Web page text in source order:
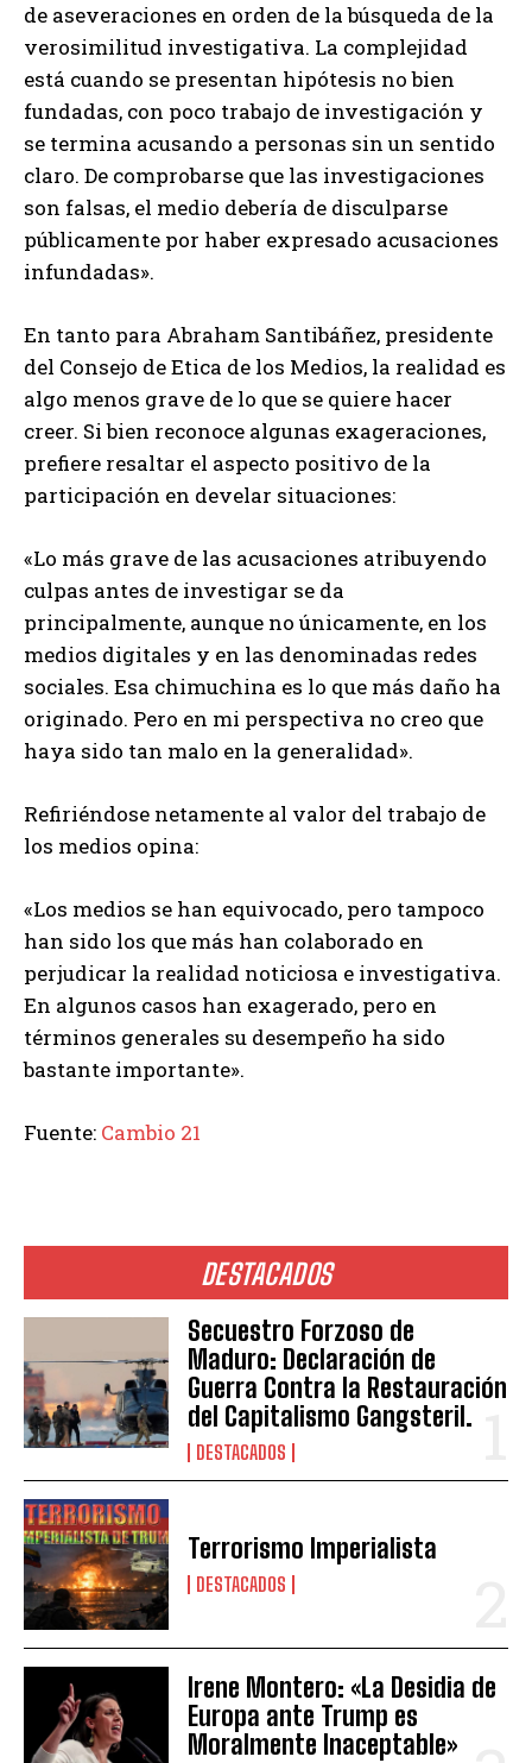
DESTACADOS
Secuestro Forzoso de
Maduro: Declaración de
Guerra Contra la Restauración
del Capitalismo Gangsteril.
DESTACADOS
Terrorismo Imperialista
DESTACADOS
Irene Montero: «La Desidia de
Europa ante Trump es
Moralmente Inaceptable»
de aseveraciones en orden de la búsqueda de la
verosimilitud investigativa. La complejidad
está cuando se presentan hipótesis no bien
fundadas, con poco trabajo de investigación y
se termina acusando a personas sin un sentido
claro. De comprobarse que las investigaciones
son falsas, el medio debería de disculparse
públicamente por haber expresado acusaciones
infundadas».
En tanto para Abraham Santibáñez, presidente
del Consejo de Etica de los Medios, la realidad es
algo menos grave de lo que se quiere hacer
creer. Si bien reconoce algunas exageraciones,
prefiere resaltar el aspecto positivo de la
participación en develar situaciones:
«Lo más grave de las acusaciones atribuyendo
culpas antes de investigar se da
principalmente, aunque no únicamente, en los
medios digitales y en las denominadas redes
sociales. Esa chimuchina es lo que más daño ha
originado. Pero en mi perspectiva no creo que
haya sido tan malo en la generalidad».
Refiriéndose netamente al valor del trabajo de
los medios opina:
«Los medios se han equivocado, pero tampoco
han sido los que más han colaborado en
perjudicar la realidad noticiosa e investigativa.
En algunos casos han exagerado, pero en
términos generales su desempeño ha sido
bastante importante».
Fuente: Cambio 21